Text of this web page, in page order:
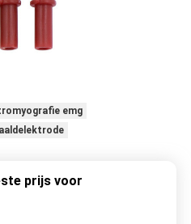
emg
prijs voor